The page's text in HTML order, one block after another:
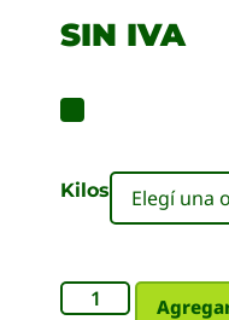
SIN IVA
Kilos